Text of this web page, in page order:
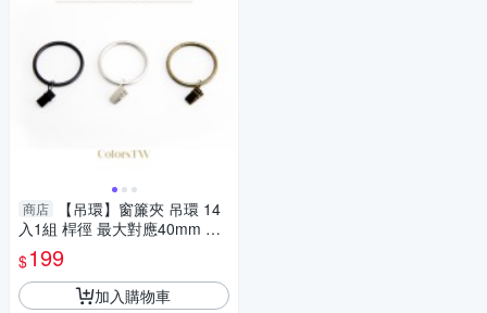
商店
【吊環】窗簾夾 吊環 14
入1組 桿徑 最大對應40mm 配
件 鱷魚夾 五金用品
$199
加入購物車